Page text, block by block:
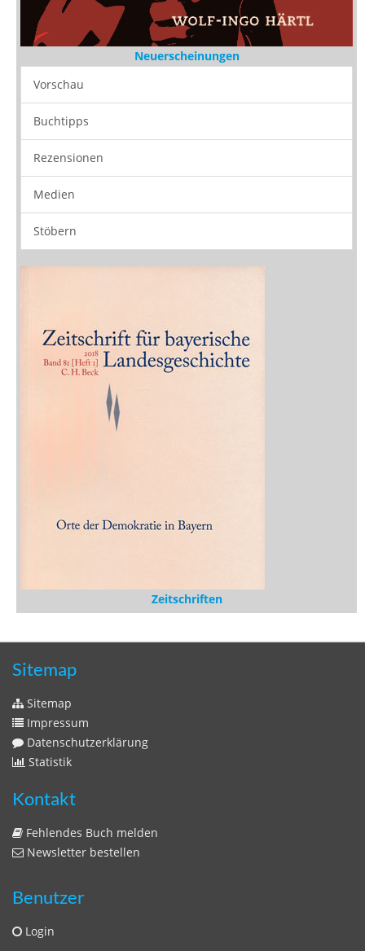
Neuerscheinungen
Vorschau
Buchtipps
Rezensionen
Medien
Stöbern
Zeitschriften
Sitemap
Sitemap
Impressum
Datenschutzerklärung
Statistik
Kontakt
Fehlendes Buch melden
Newsletter bestellen
Benutzer
Login